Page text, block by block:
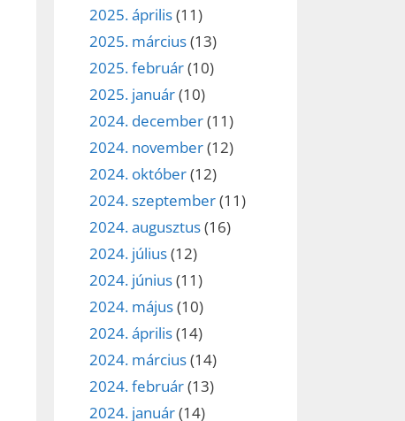
2025. április(11)
2025. március(13)
2025. február(10)
2025. január(10)
2024. december(11)
2024. november(12)
2024. október(12)
2024. szeptember(11)
2024. augusztus(16)
2024. július(12)
2024. június(11)
2024. május(10)
2024. április(14)
2024. március(14)
2024. február(13)
2024. január(14)